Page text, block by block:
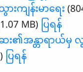
ားကျန်းမာရေး
MB) ပြရန်
၏အန္တာရာယ်မှ
ပြရန်